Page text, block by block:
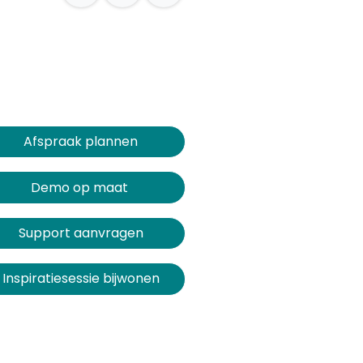
Afspraak plannen​​​​
Demo op maat
Support aanvragen
Inspiratiesessie bijwonen